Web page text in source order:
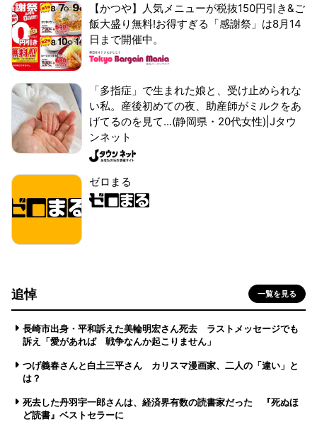
【かつや】人気メニューが税抜150円引き&ご
飯大盛り無料!お得すぎる「感謝祭」は8月14
日まで開催中。
「多指症」で生まれた娘と、受け止められな
い私。産後初めての夜、助産師がミルクをあ
げてるのを見て...(静岡県・20代女性)|Jタウ
ンネット
ゼロまる
追悼 一覧を見る
長崎市出身・平和訴えた美輪明宏さん死去 ラストメッセージでも
訴え「愛があれば 戦争なんか起こりません」
つげ義春さんと白土三平さん カリスマ漫画家、二人の「違い」と
は？
死去した丹羽宇一郎さんは、経済界有数の読書家だった 『死ぬほ
ど読書』ベストセラーに